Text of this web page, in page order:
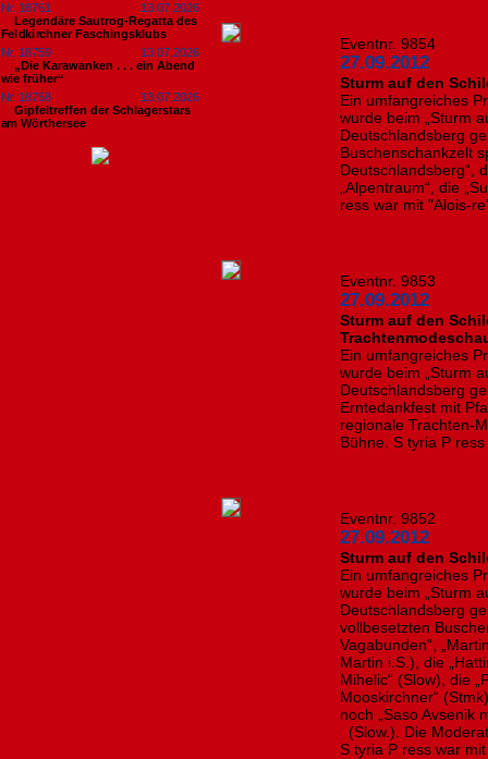
Nr. 18761
13.07.2026
Legendäre Sautrog-Regatta des
Feldkirchner Faschingsklubs
Nr. 18759
13.07.2026
„Die Karawanken . . . ein Abend
wie früher“
Nr. 18758
13.07.2026
Gipfeltreffen der Schlagerstars
am Wörthersee
Eventnr. 9854
27.09.2012
Sturm auf den
Ein umfangreiches
wurde beim „Sturm
Deutschlandsberg
Buschenschankzelt
Deutschlandsberg“,
„Alpentraum“, die
ress war mit "Alois-
Eventnr. 9853
27.09.2012
Sturm auf den
Ein umfangreiches
wurde beim „Sturm
Deutschlandsberg
Erntedankfest mit
regionale Trachten-
Bühne. S tyria P
Eventnr. 9852
27.09.2012
Sturm auf den
Ein umfangreiches
wurde beim „Sturm
Deutschlandsberg
vollbesetzten
Vagabunden“,
Martin i.S.), die
Mihelic“ (Slow), die
Mooskirchner“
noch „Saso Avsenik
(Slow.). Die
S tyria P ress war